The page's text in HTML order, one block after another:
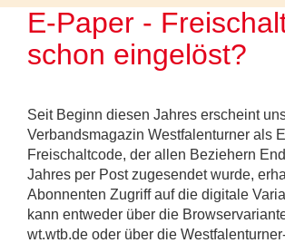
E-Paper -
schon eingelöst?
Seit Beginn diesen Jahres erscheint
Verbandsmagazin Westfalenturner als
Freischaltcode, der allen Beziehern
Jahres per Post zugesendet wurde,
Abonnenten Zugriff auf die digitale
kann entweder über die
wt.wtb.de oder über die